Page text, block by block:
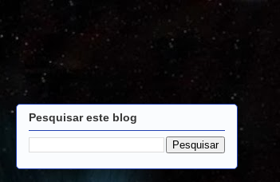
Pesquisar este blog